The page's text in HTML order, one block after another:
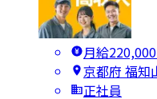
月給
京都府 福知
正社員